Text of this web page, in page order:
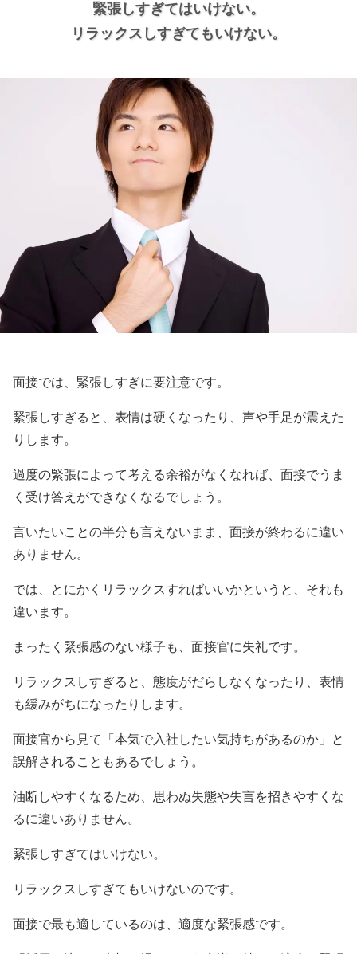
緊張しすぎてはいけない。
リラックスしすぎてもいけない。
面接では、緊張しすぎに要注意です。
緊張しすぎると、表情は硬くなったり、声や手足が震えた
りします。
過度の緊張によって考える余裕がなくなれば、面接でうま
く受け答えができなくなるでしょう。
言いたいことの半分も言えないまま、面接が終わるに違い
ありません。
では、とにかくリラックスすればいいかというと、それも
違います。
まったく緊張感のない様子も、面接官に失礼です。
リラックスしすぎると、態度がだらしなくなったり、表情
も緩みがちになったりします。
面接官から見て「本気で入社したい気持ちがあるのか」と
誤解されることもあるでしょう。
油断しやすくなるため、思わぬ失態や失言を招きやすくな
るに違いありません。
緊張しすぎてはいけない。
リラックスしすぎてもいけないのです。
面接で最も適しているのは、適度な緊張感です。